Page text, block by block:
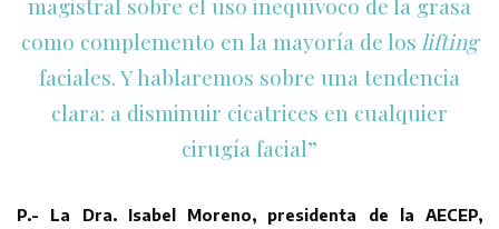
como complemento en la mayoría de los lifting
faciales. Y hablaremos sobre una tendencia
clara: a disminuir cicatrices en cualquier
cirugía facial”
P.- La Dra. Isabel Moreno, presidenta de la AECEP,